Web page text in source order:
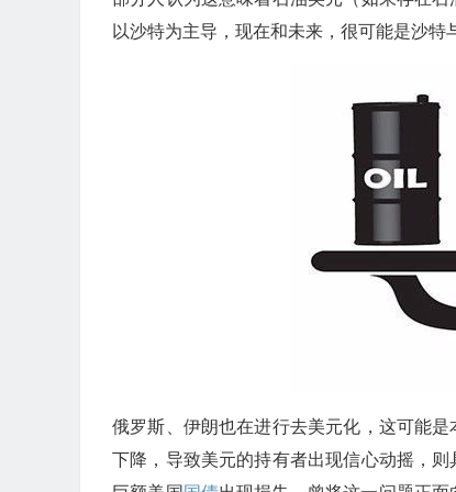
以沙特为主导，现在和未来，很可能是沙特
俄罗斯、伊朗也在进行去美元化，这可能
下降，导致美元的持有者出现信心动摇，